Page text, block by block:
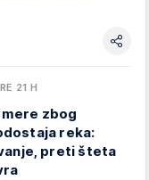
21 H
zbog
reka:
preti šteta